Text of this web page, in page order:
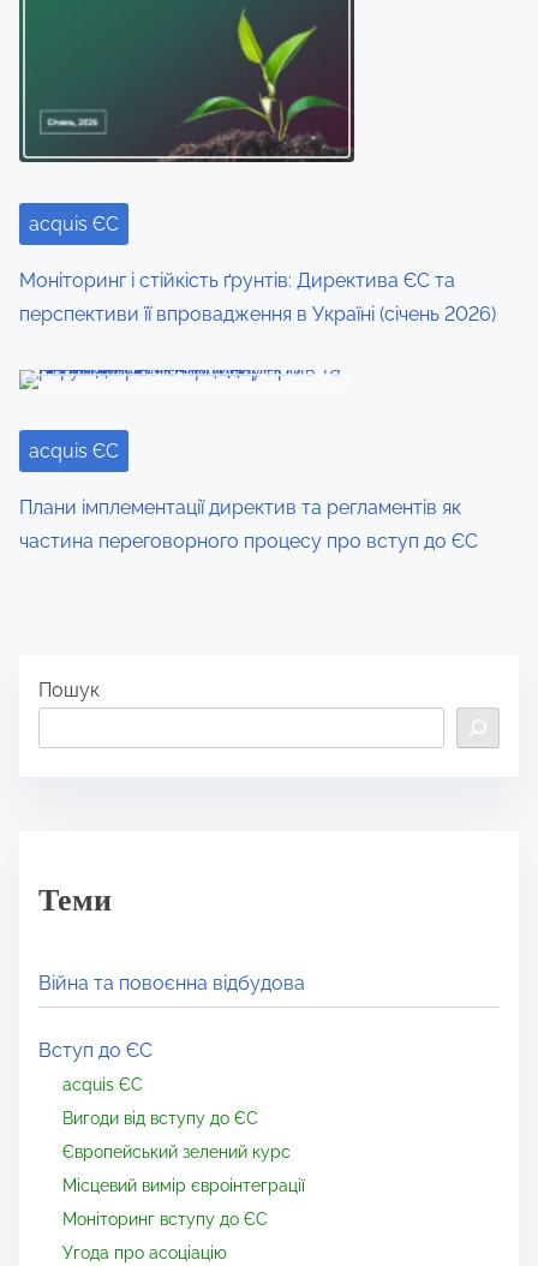
acquis ЄС
Моніторинг і стійкість ґрунтів: Директива ЄС та
перспективи її впровадження в Україні (січень 2026)
acquis ЄС
Плани імплементації директив та регламентів як
частина переговорного процесу про вступ до ЄС
Пошук
Теми
Війна та повоєнна відбудова
Вступ до ЄС
acquis ЄС
Вигоди від вступу до ЄС
Європейський зелений курс
Місцевий вимір євроінтеграції
Моніторинг вступу до ЄС
Угода про асоціацію